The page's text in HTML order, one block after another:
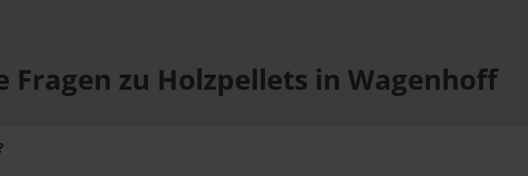
Fragen zu Holzpellets in Wagenhoff